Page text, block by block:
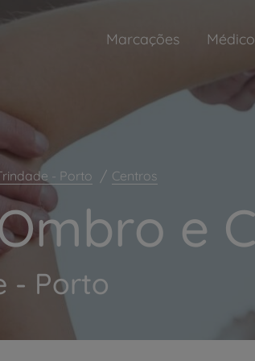
Marcações
- Porto Centros
e
- Porto